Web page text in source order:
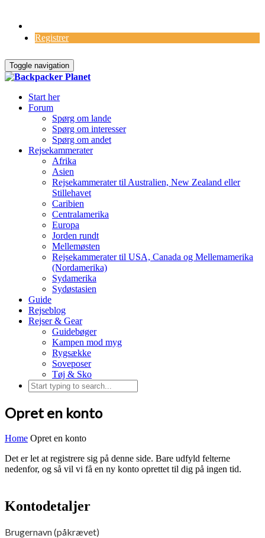
Registrer
Toggle navigation
Start her
Forum
Spørg om lande
Spørg om interesser
Spørg om andet
Rejsekammerater
Afrika
Asien
Rejsekammerater til Australien, New Zealand eller
Stillehavet
Caribien
Centralamerika
Europa
Jorden rundt
Mellemøsten
Rejsekammerater til USA, Canada og Mellemamerika
(Nordamerika)
Sydamerika
Sydøstasien
Guide
Rejseblog
Rejser & Gear
Guidebøger
Kampen mod myg
Rygsække
Soveposer
Tøj & Sko
Opret en konto
Home Opret en konto
Det er let at registrere sig på denne side. Bare udfyld felterne
nedenfor, og så vil vi få en ny konto oprettet til dig på ingen tid.
Kontodetaljer
Brugernavn (påkrævet)